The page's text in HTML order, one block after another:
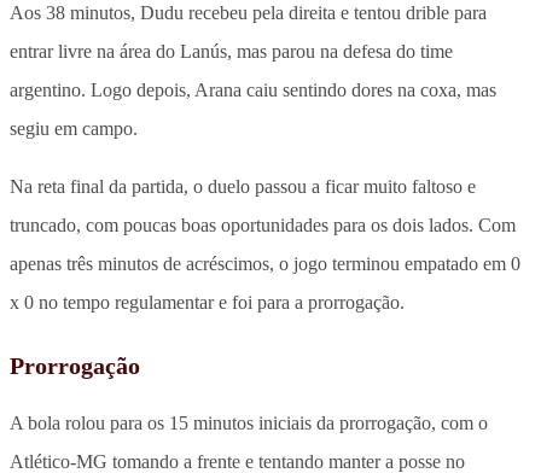
Aos 38 minutos, Dudu recebeu pela direita e tentou drible para
entrar livre na área do Lanús, mas parou na defesa do time
argentino. Logo depois, Arana caiu sentindo dores na coxa, mas
segiu em campo.
Na reta final da partida, o duelo passou a ficar muito faltoso e
truncado, com poucas boas oportunidades para os dois lados. Com
apenas três minutos de acréscimos, o jogo terminou empatado em 0
x 0 no tempo regulamentar e foi para a prorrogação.
Prorrogação
A bola rolou para os 15 minutos iniciais da prorrogação, com o
Atlético-MG tomando a frente e tentando manter a posse no